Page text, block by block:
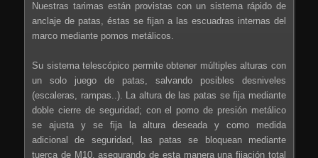
Nuestras tarimas están provistas con un sistema rápido de
anclaje de patas, éstas se fijan a las escuadras internas del
marco mediante pomos metálicos.
Su sistema telescópico permite obtener múltiples alturas con
un solo juego de patas, salvando posibles desniveles
(escaleras, rampas..). La altura de las patas se fija mediante
doble cierre de seguridad; con el pomo de presión metálico
se ajusta y se fija la altura deseada y como medida
adicional de seguridad, las patas se bloquean mediante
tuerca de M10, asegurando de esta manera una fijación total